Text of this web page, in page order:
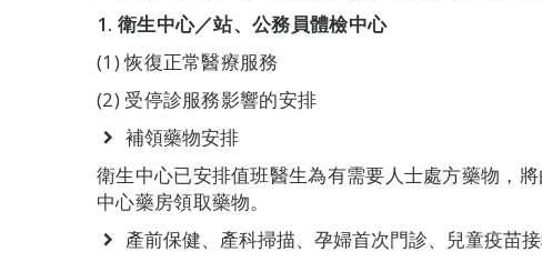
1. 衛生中心／站、公務員體檢中心
(1) 恢復正常醫療服務
(2) 受停診服務影響的安排
補領藥物安排
衛生中心已安排值班醫生為有需要人士處方藥物，
中心藥房領取藥物。
產前保健、產科掃描、孕婦首次門診、兒童疫苗